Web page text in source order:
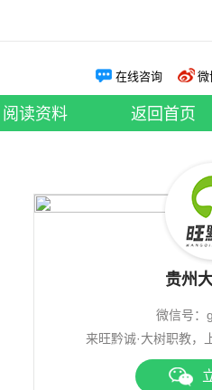
申论老师 | 面试老师
在线咨询 微
阅读资料 返回首页
贵州
微信号：
来旺黔诚·大树职教，